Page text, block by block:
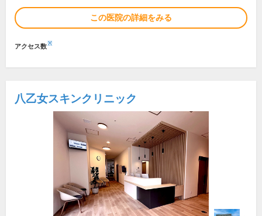
この医院の詳細をみる
アクセス数※
八乙女スキンクリニック